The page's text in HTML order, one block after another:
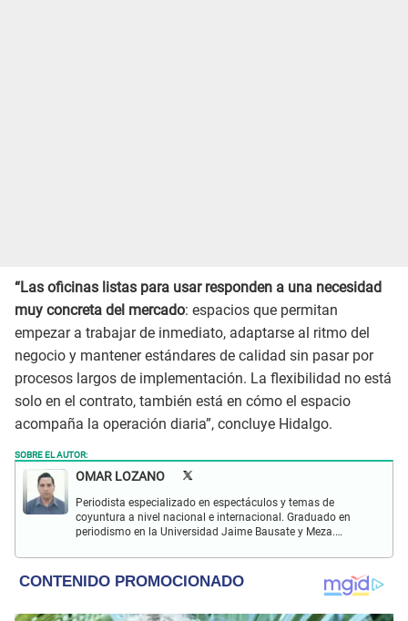
“Las oficinas listas para usar responden a una necesidad
muy concreta del mercado: espacios que permitan
empezar a trabajar de inmediato, adaptarse al ritmo del
negocio y mantener estándares de calidad sin pasar por
procesos largos de implementación. La flexibilidad no está
solo en el contrato, también está en cómo el espacio
acompaña la operación diaria”, concluye Hidalgo.
SOBRE EL AUTOR:
OMAR LOZANO
Periodista especializado en espectáculos y temas de
coyuntura a nivel nacional e internacional. Graduado en
periodismo en la Universidad Jaime Bausate y Meza.
relacionados con espectáculos y sociales.